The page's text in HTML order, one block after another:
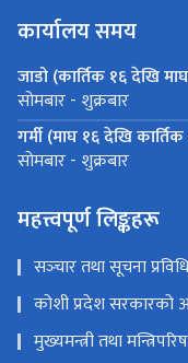
कार्यालय समय
जाडो (कार्तिक १६ देखि
सोमबार - शुक्रबार
गर्मी (माघ १६ देखि
सोमबार - शुक्रबार
महत्त्वपूर्ण लिङ्कहरू
सञ्‍चार तथा सूचना
कोशी प्रदेश सरकारको
मुख्यमन्त्री तथा